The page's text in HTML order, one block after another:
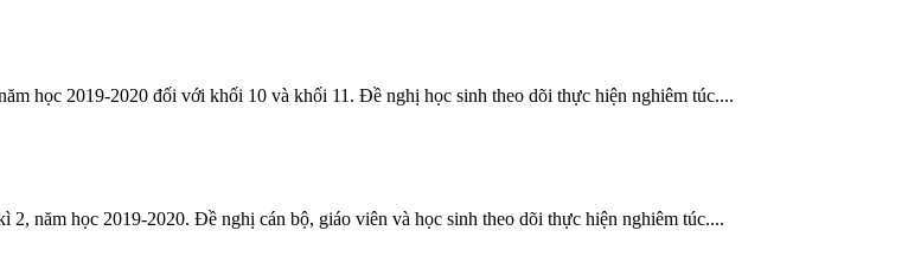
học 2019-2020 đối với khối 10 và khối 11. Đề nghị học sinh theo dõi thực hiện nghiêm túc....
2, năm học 2019-2020. Đề nghị cán bộ, giáo viên và học sinh theo dõi thực hiện nghiêm túc....